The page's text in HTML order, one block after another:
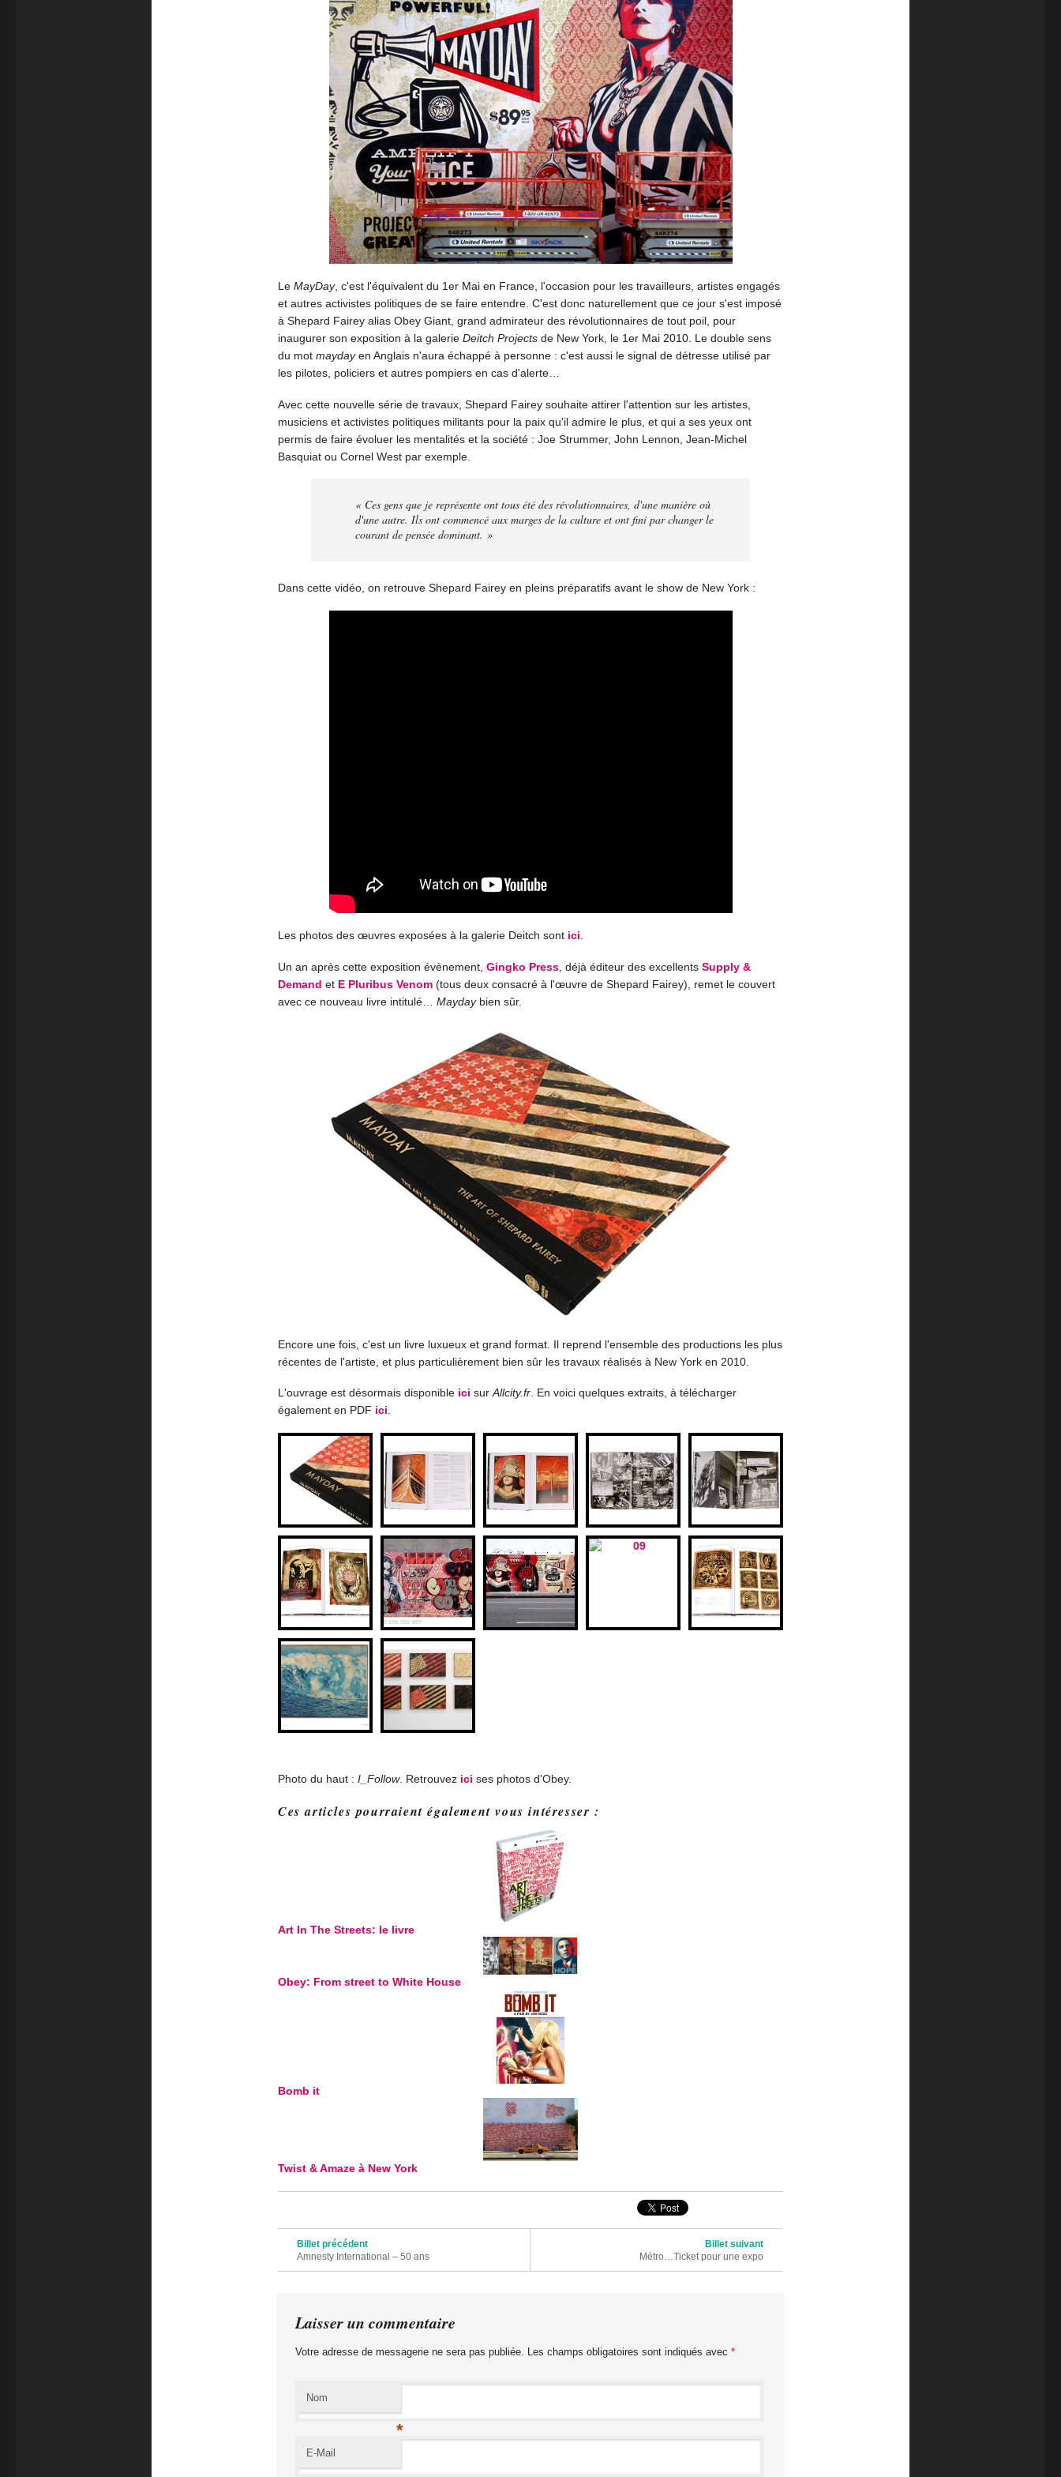
Le MayDay, c'est l'équivalent du 1er Mai en France, l'occasion pour les travailleurs, artistes engagés
et autres activistes politiques de se faire entendre. C'est donc naturellement que ce jour s'est imposé
à Shepard Fairey alias Obey Giant, grand admirateur des révolutionnaires de tout poil, pour
inaugurer son exposition à la galerie Deitch Projects de New York, le 1er Mai 2010. Le double sens
du mot maydayen Anglais n'aura échappé à personne : c'est aussi le signal de détresse utilisé par
les pilotes, policiers et autres pompiers en cas d'alerte…
Avec cette nouvelle série de travaux, Shepard Fairey souhaite attirer l'attention sur les artistes,
musiciens et activistes politiques militants pour la paix qu'il admire le plus, et qui a ses yeux ont
permis de faire évoluer les mentalités et la société : Joe Strummer, John Lennon, Jean-Michel
Basquiat ou Cornel West par exemple.
« Ces gens que je représente ont tous été des révolutionnaires, d'une manière où
d'une autre. Ils ont commencé aux marges de la culture et ont fini par changer le
courant de pensée dominant. »
Dans cette vidéo, on retrouve Shepard Fairey en pleins préparatifs avant le show de New York :
Les photos des œuvres exposées à la galerie Deitch sont ici.
Un an après cette exposition évènement, Gingko Press , déjà éditeur des excellents Supply &
Demand et E Pluribus Venom (tous deux consacré à l'œuvre de Shepard Fairey), remet le couvert
avec ce nouveau livre intitulé… Maydaybien sûr.
Encore une fois, c'est un livre luxueux et grand format. Il reprend l'ensemble des productions les plus
récentes de l'artiste, et plus particulièrement bien sûr les travaux réalisés à New York en 2010.
L'ouvrage est désormais disponible ici surAllcity.fr. En voici quelques extraits, à télécharger
également en PDF ici.
Photo du haut : I_Follow. Retrouvez ici ses photos d'Obey.
Ces articles pourraient également vous intéresser :
Art In The Streets: le livre
Obey: From street to White House
Bomb it
Twist & Amaze à New York
Billet précédent
Amnesty International – 50 ans
Billet suivant
Métro…Ticket pour une expo
Laisser un commentaire
Votre adresse de messagerie ne sera pas publiée. Les champs obligatoires sont indiqués avec *
Nom
*
E-Mail